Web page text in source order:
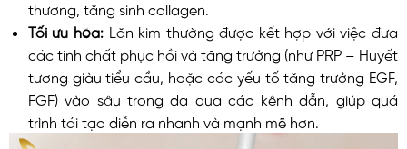
thương, tăng sinh collagen.
Tối ưu hóa: Lăn kim thường được kết hợp với việc đưa
các tinh chất phục hồi và tăng trưởng (như PRP – Huyết
tương giàu tiểu cầu, hoặc các yếu tố tăng trưởng EGF,
FGF) vào sâu trong da qua các kênh dẫn, giúp quá
trình tái tạo diễn ra nhanh và mạnh mẽ hơn.